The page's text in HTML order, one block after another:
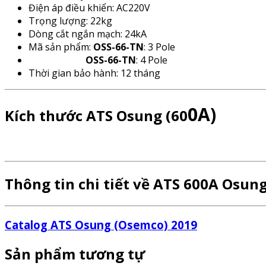
Điện áp điều khiển: AC220V
Trọng lượng: 22kg
Dòng cắt ngắn mạch: 24kA
Mã sản phẩm: OSS-66-TN: 3 Pole
OSS-66-TN: 4 Pole
Thời gian bảo hành: 12 tháng
Kích thước ATS Osung (600A)
Thông tin chi tiết về ATS 600A
Catalog ATS Osung (Osemco) 2019
Sản phẩm tương tự